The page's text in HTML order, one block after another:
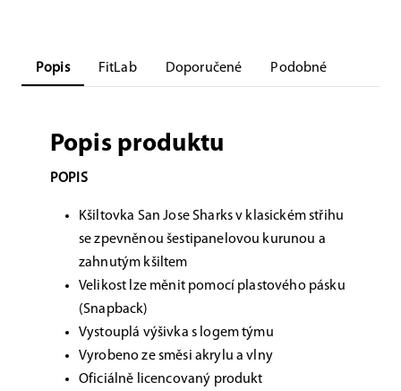
Popis FitLab Doporučené Podobné
Popis produktu
POPIS
Kšiltovka San Jose Sharks v klasickém střihu
se zpevněnou šestipanelovou kurunou a
zahnutým kšiltem
Velikost lze měnit pomocí plastového pásku
(Snapback)
Vystouplá výšivka s logem týmu
Vyrobeno ze směsi akrylu a vlny
Oficiálně licencovaný produkt